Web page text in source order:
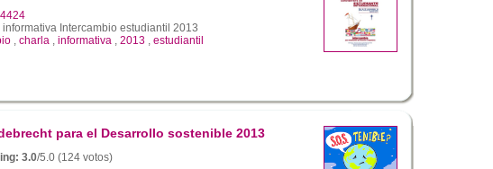
Intercambio estudiantil 2013
charla informativa 2013
estudiantil
para el Desarrollo sostenible 2013
3.0/5.0 (124 votos)